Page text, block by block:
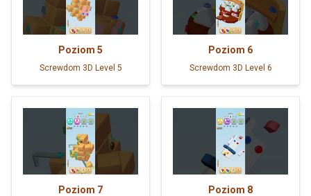
Poziom 5
Screwdom 3D Level 5
Poziom 6
Screwdom 3D Level 6
Poziom 7 Poziom 8